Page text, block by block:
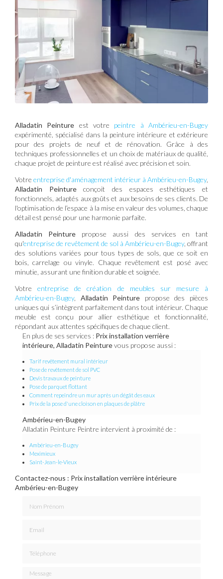
Alladatin Peinture est votre peintre à Ambérieu-en-Bugey
expérimenté, spécialisé dans la peinture intérieure et extérieure
pour des projets de neuf et de rénovation. Grâce à des
techniques professionnelles et un choix de matériaux de qualité,
chaque projet de peinture est réalisé avec précision et soin.
Votre entreprise d'aménagement intérieur à Ambérieu-en-Bugey,
Alladatin Peintureconçoit des espaces esthétiques et
fonctionnels, adaptés aux goûts et aux besoins de ses clients. De
l'optimisation de l’espace à la mise en valeur des volumes, chaque
détail est pensé pour une harmonie parfaite.
Alladatin Peinture propose aussi des services en tant
qu'entreprise de revêtement de sol à Ambérieu-en-Bugey, offrant
des solutions variées pour tous types de sols, que ce soit en
bois, carrelage ou vinyle. Chaque revêtement est posé avec
minutie, assurant une finition durable et soignée.
Votreentreprise de création de meubles sur mesure à
Ambérieu-en-Bugey, Alladatin Peinture propose des pièces
uniques qui s’intègrent parfaitement dans tout intérieur. Chaque
meuble est conçu pour allier esthétique et fonctionnalité,
répondant aux attentes spécifiques de chaque client.
En plus de ses services : Prix installation verrière
intérieure, Alladatin Peinturevous propose aussi :
Tarif revêtement mural intérieur
Pose de revêtement de sol PVC
Devis travaux de peinture
Pose de parquet flottant
Comment repeindre un mur après un dégât des eaux
Prix de la pose d'une cloison en plaques de plâtre
Ambérieu-en-Bugey
Alladatin Peinture Peintre intervient à proximité de :
Ambérieu-en-Bugey
Meximieux
Saint-Jean-le-Vieux
Contactez-nous : Prix installation verrière intérieure
Ambérieu-en-Bugey
Message